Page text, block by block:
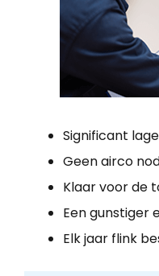
Significant
Geen airco
Klaar voor de
Een gunstiger
Elk jaar flink